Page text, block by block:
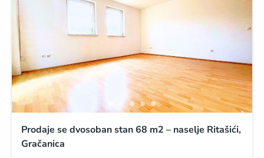
Prodaje se dvosoban stan 68 m2 – naselje Ritašići,
Gračanica